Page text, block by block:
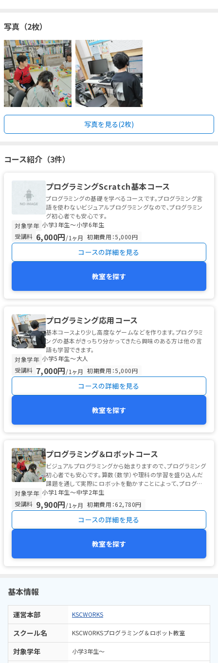
写真（2枚）
写真を見る(2枚)
コース紹介（3件）
プログラミングScratch基本コース
プログラミングの基礎を学べるコースです。プログラミング言
語を使わないビジュアルプログラミングなので、プログラミン
グ初心者でも安心です。
対象学年 小学3年生〜小学6年生
受講料 6,000円/1ヶ月 初期費用：5,000円
コースの詳細を見る
教室を探す
プログラミング応用コース
基本コースより少し高度なゲームなどを作ります。プログラミ
ングの基本がきっちり分かってきたら興味のある方は他の言
語も学習できます。
対象学年 小学5年生〜大人
受講料 7,000円/1ヶ月 初期費用：5,000円
コースの詳細を見る
教室を探す
プログラミング＆ロボットコース
ビジュアルプログラミングから始まりますので、プログラミング
初心者でも安心です。算数（数学）や理科の学習を盛り込んだ
課題を通して実際にロボットを動かすことによって、プログラ
ミングだけでは起こらない...
対象学年 小学1年生〜中学2年生
受講料 9,900円/1ヶ月 初期費用：62,780円
コースの詳細を見る
教室を探す
基本情報
運営本部 KSCWORKS
スクール名 KSCWORKSプログラミング＆ロボット教室
対象学年 小学3年生～